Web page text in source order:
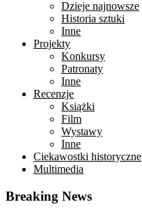
Dzieje najnowsze
Historia sztuki
Inne
Projekty
Konkursy
Patronaty
Inne
Recenzje
Książki
Film
Wystawy
Inne
Ciekawostki historyczne
Multimedia
Breaking News